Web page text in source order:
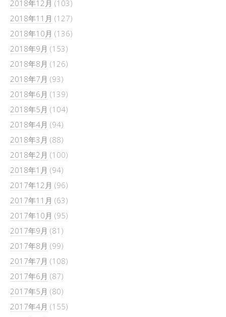
2018年12月 (103)
2018年11月 (127)
2018年10月 (136)
2018年9月 (153)
2018年8月 (126)
2018年7月 (93)
2018年6月 (139)
2018年5月 (104)
2018年4月 (94)
2018年3月 (88)
2018年2月 (100)
2018年1月 (94)
2017年12月 (96)
2017年11月 (63)
2017年10月 (95)
2017年9月 (81)
2017年8月 (99)
2017年7月 (108)
2017年6月 (87)
2017年5月 (80)
2017年4月 (155)